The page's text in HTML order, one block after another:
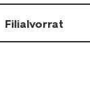
Filialvorrat